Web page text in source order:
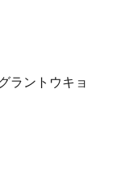
ラントウキョ